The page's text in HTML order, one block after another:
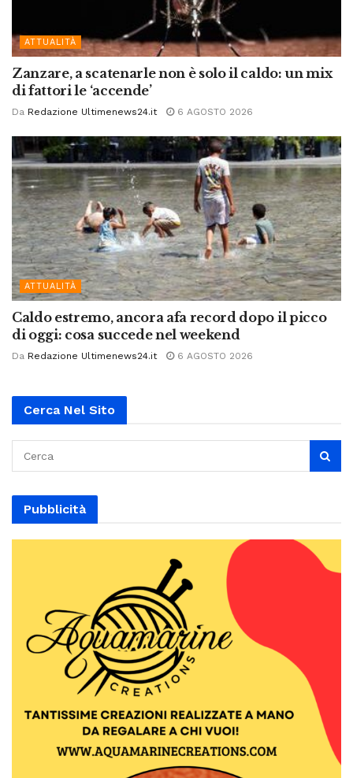
ATTUALITÀ
Zanzare, a scatenarle non è solo il caldo: un mix
di fattori le ‘accende’
Da Redazione Ultimenews24.it 6 AGOSTO 2026
ATTUALITÀ
Caldo estremo, ancora afa record dopo il picco
di oggi: cosa succede nel weekend
Da Redazione Ultimenews24.it 6 AGOSTO 2026
Cerca Nel Sito
Pubblicità